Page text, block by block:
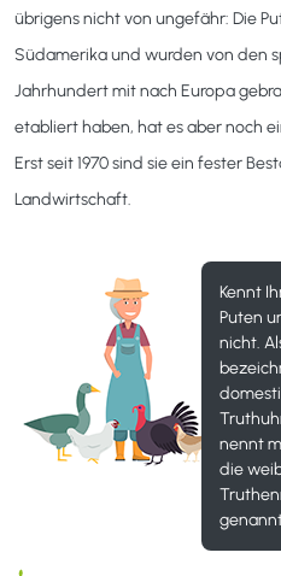
übrigens nicht von ungefähr: Die
Südamerika und wurden von den
Jahrhundert mit nach Europa
etabliert haben, hat es aber noch
Erst seit 1970 sind sie ein fester
Landwirtschaft.
Kennt
Puten
nicht.
nennt
die